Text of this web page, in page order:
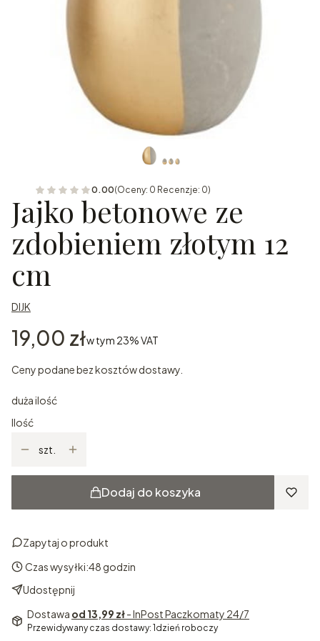
0.00(Oceny: 0 Recenzje: 0)
Jajko betonowe ze
zdobieniem złotym 12
cm
DIJK
Cena
19,00 złw tym 23% VAT
w tym 23%VAT
Ceny podane bez kosztów dostawy.
duża ilość
Ilość
szt.
Dodaj do koszyka
Zapytaj o produkt
Czas wysyłki:48 godzin
Udostępnij
Dostawa od 13,99 zł- InPost Paczkomaty 24/7
Przewidywany czas dostawy: 1dzień roboczy